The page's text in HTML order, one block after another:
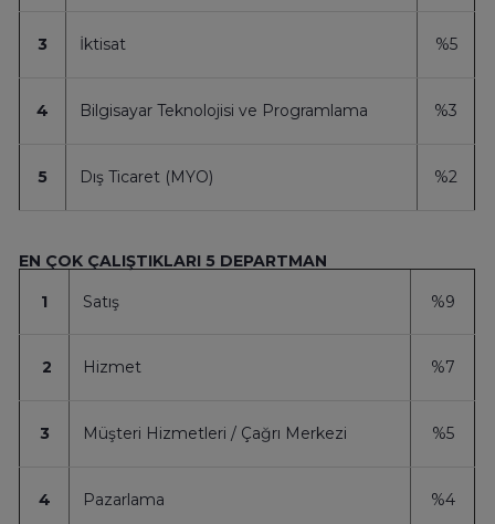
3 İktisat %5
4 Bilgisayar Teknolojisi ve Programlama %3
5 Dış Ticaret (MYO) %2
EN ÇOK ÇALIŞTIKLARI 5 DEPARTMAN
1 Satış %9
2 Hizmet %7
3 Müşteri Hizmetleri / Çağrı Merkezi %5
4 Pazarlama %4